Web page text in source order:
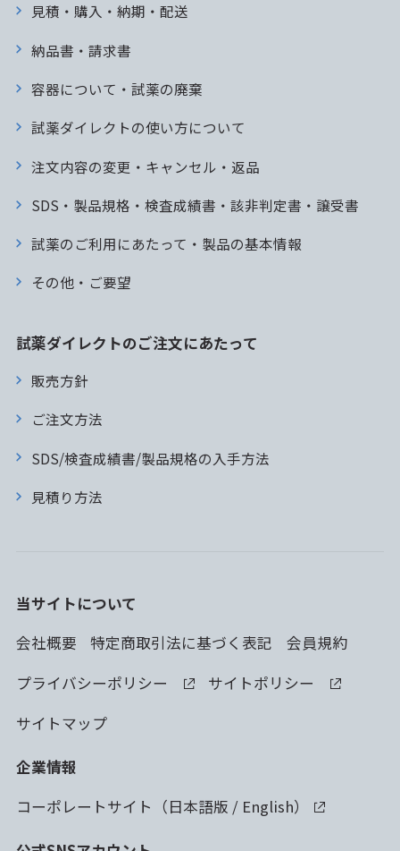
見積・購入・納期・配送
納品書・請求書
容器について・試薬の廃棄
試薬ダイレクトの使い方について
注文内容の変更・キャンセル・返品
SDS・製品規格・検査成績書・該非判定書・譲受書
試薬のご利用にあたって・製品の基本情報
その他・ご要望
試薬ダイレクトのご注文にあたって
販売方針
ご注文方法
SDS/検査成績書/製品規格の入手方法
見積り方法
当サイトについて
会社概要
特定商取引法に基づく表記
会員規約
プライバシーポリシー
サイトポリシー
サイトマップ
企業情報
コーポレートサイト（日本語版 / English）